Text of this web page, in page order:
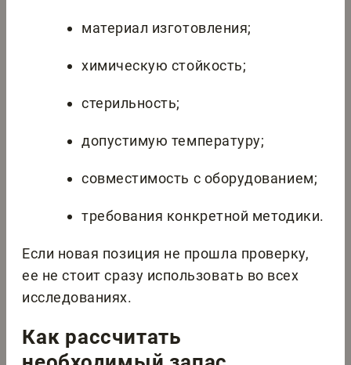
материал изготовления;
химическую стойкость;
стерильность;
допустимую температуру;
совместимость с оборудованием;
требования конкретной методики.
Если новая позиция не прошла проверку,
ее не стоит сразу использовать во всех
исследованиях.
Как рассчитать